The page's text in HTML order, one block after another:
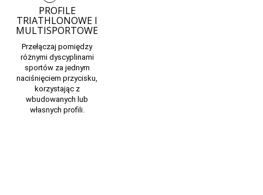
PROFILE
TRIATHLONOWE I
MULTISPORTOWE
Przełączaj pomiędzy
różnymi dyscyplinami
sportów za jednym
naciśnięciem przycisku,
korzystając z
wbudowanych lub
własnych profili.